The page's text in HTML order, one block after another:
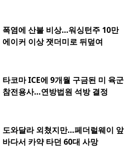
폭염에 산불 비상…워싱턴주 10만
에이커 이상 잿더미로 뒤덮여
타코마 ICE에 9개월 구금된 미 육군
참전용사…연방법원 석방 결정
도와달라 외쳤지만…페더럴웨이 앞
바다서 카약 타던 60대 사망